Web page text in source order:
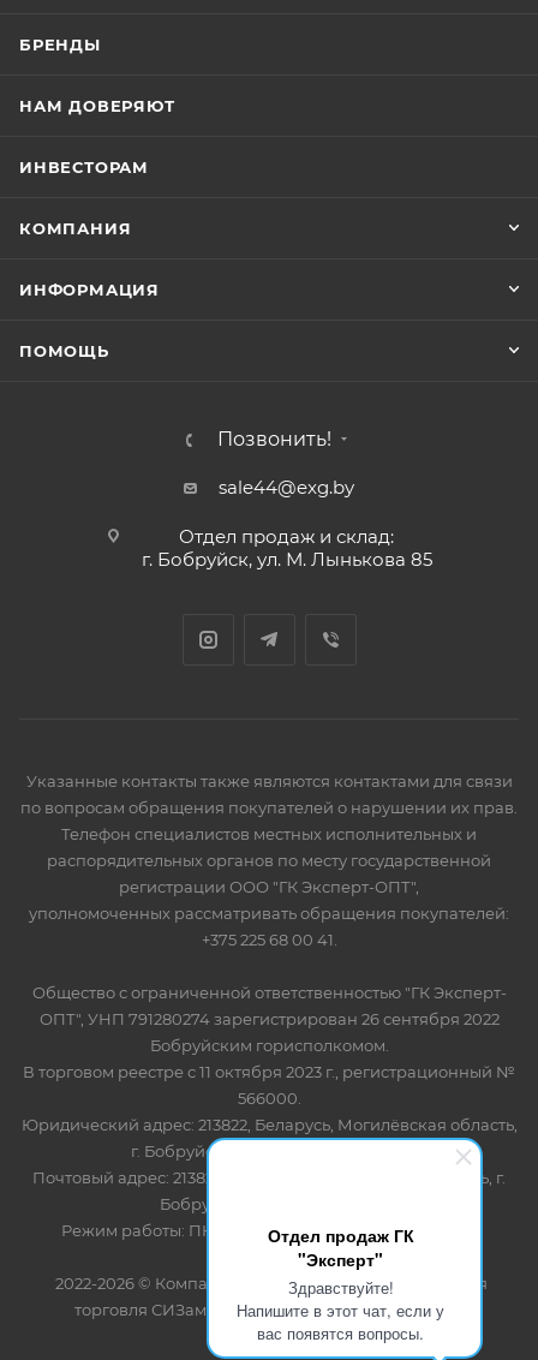
Отдел продаж ГК
"Эксперт"
Здравствуйте!
Напишите в этот чат, если у
вас появятся вопросы.
БРЕНДЫ
НАМ ДОВЕРЯЮТ
ИНВЕСТОРАМ
КОМПАНИЯ
ИНФОРМАЦИЯ
ПОМОЩЬ
Позвонить!
sale44@exg.by
Отдел продаж и склад:
г. Бобруйск, ул. М. Лынькова 85
Указанные контакты также являются контактами для связи
по вопросам обращения покупателей о нарушении их прав.
Телефон специалистов местных исполнительных и
распорядительных органов по месту государственной
регистрации ООО "ГК Эксперт-ОПТ",
уполномоченных рассматривать обращения покупателей:
+375 225 68 00 41.
Общество с ограниченной ответственностью "ГК Эксперт-
ОПТ", УНП 791280274 зарегистрирован 26 сентября 2022
Бобруйским горисполкомом.
В торговом реестре с 11 октября 2023 г., регистрационный №
566000.
Юридический адрес: 213822, Беларусь, Могилёвская область,
г. Бобруйск, ул. Лынькова 85 пом 7
Почтовый адрес: 213822, Беларусь, Могилёвская область, г.
Бобруйск, ул. Лынькова, 85
Режим работы: ПН-ПТ 8.30-17.00, СБ-ВС - выходной
2022-2026 © Компания "Эксперт" - оптово-розничная
торговля СИЗами и одноразовыми расходными
материалами